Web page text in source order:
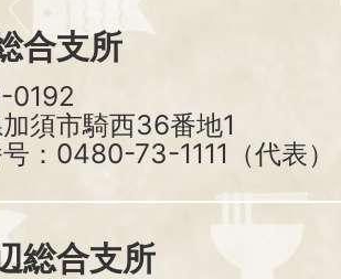
合支所
0192
須市騎西36番地1
：0480-73-1111（代表）
総合支所